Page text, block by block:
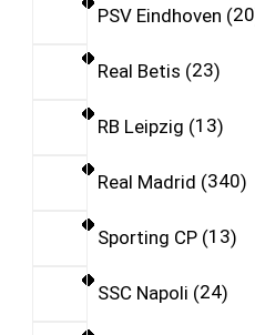
PSV Eindhoven 20
Real Betis 23
RB Leipzig 13
Real Madrid 340
Sporting CP 13
SSC Napoli 24